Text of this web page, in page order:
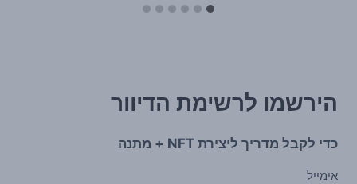
הירשמו לרשימת הדיוור
כדי לקבל מדריך ליצירת NFT + מתנה
אימייל